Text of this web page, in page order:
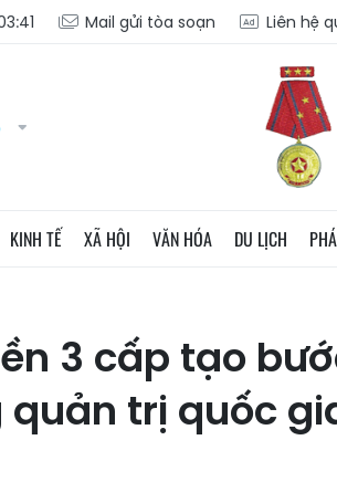
Mail gửi tòa soạn Liên hệ
KINH TẾ XÃ HỘI VĂN HÓA DU LỊCH
3 cấp tạo
trị quốc